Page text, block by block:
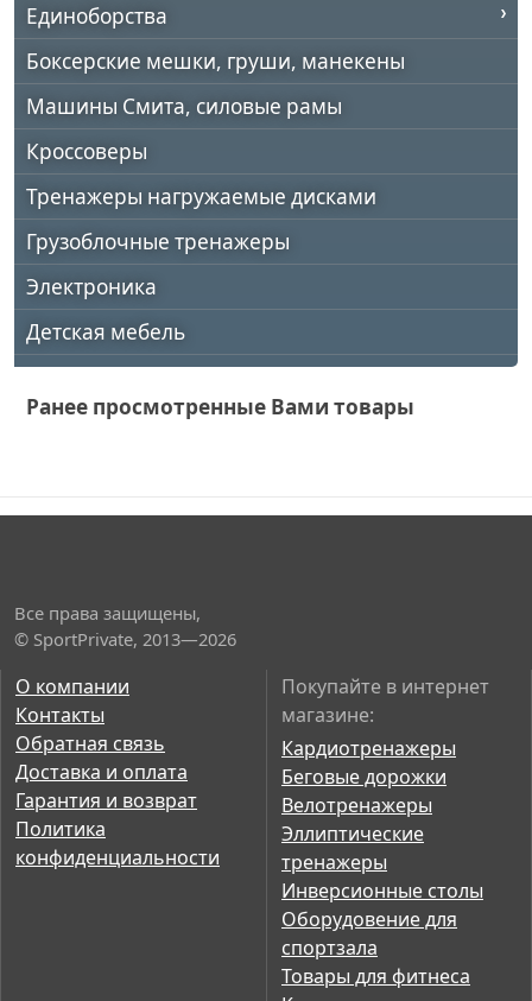
Единоборства
Боксерские мешки, груши, манекены
Машины Смита, силовые рамы
Кроссоверы
Тренажеры нагружаемые дисками
Грузоблочные тренажеры
Электроника
Детская мебель
Ранее просмотренные Вами товары
Все права защищены,
© SportPrivate, 2013—2026
О компании
Контакты
Обратная связь
Доставка и оплата
Гарантия и возврат
Политика
конфиденциальности
Покупайте в интернет
магазине:
Кардиотренажеры
Беговые дорожки
Велотренажеры
Эллиптические
тренажеры
Инверсионные столы
Оборудовение для
спортзала
Товары для фитнеса